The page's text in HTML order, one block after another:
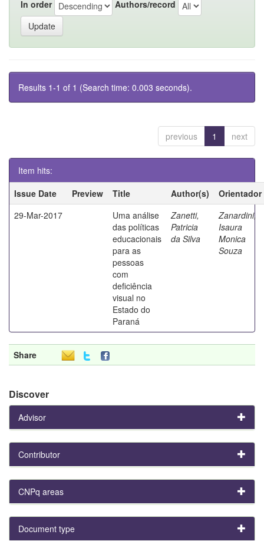
In order Authors/record
Results 1-1 of 1 (Search time: 0.003 seconds).
previous 1 next
Item hits:
Issue Date
Preview Title Author(s)
Orientador
29-Mar-2017
Uma análise
das políticas
educacionais
para as
pessoas
com
deficiência
visual no
Estado do
Paraná
Zanetti,
Patricia
da Silva
Zanardini,
Isaura
Monica
Souza
Share
Discover
Advisor
Contributor
CNPq areas
Document type